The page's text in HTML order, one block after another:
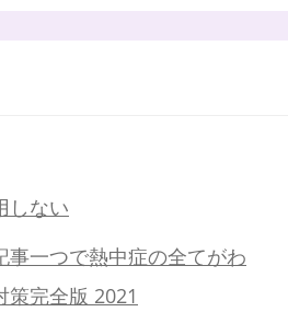
しない
事一つで熱中症の全てがわ
策完全版 2021